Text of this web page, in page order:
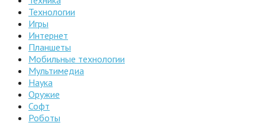
Технологии
Игры
Интернет
Планшеты
Мобильные технологии
Мультимедиа
Наука
Оружие
Софт
Роботы